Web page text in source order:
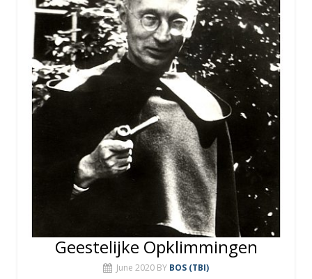
Geestelijke Opklimmingen
June 2020 BY BOS (TBI)